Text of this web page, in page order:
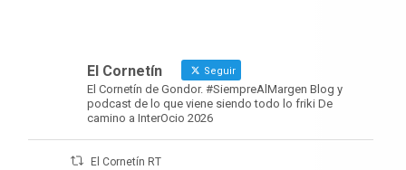
El Cornetín Seguir
El Cornetín de Gondor. #SiempreAlMargen Blog y
podcast de lo que viene siendo todo lo friki De
camino a InterOcio 2026
El Cornetín RT